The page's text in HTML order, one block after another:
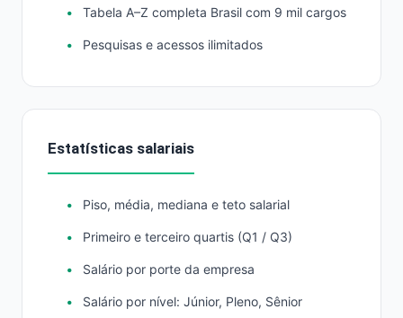
Tabela A–Z completa Brasil com 9 mil cargos
Pesquisas e acessos ilimitados
Estatísticas salariais
Piso, média, mediana e teto salarial
Primeiro e terceiro quartis (Q1 / Q3)
Salário por porte da empresa
Salário por nível: Júnior, Pleno, Sênior